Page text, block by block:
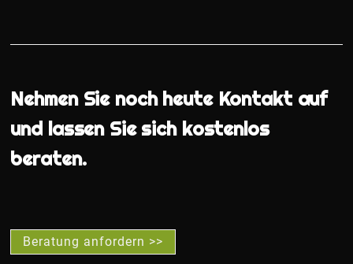
Nehmen Sie noch heute Kontakt auf
und lassen Sie sich kostenlos
beraten.
Beratung anfordern >>